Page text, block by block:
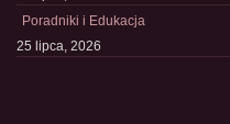
Poradniki i Edukacja
25 lipca, 2026